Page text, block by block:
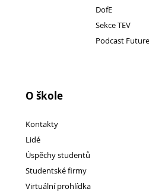
programu EVA)
DofE
Sekce TEV
Podcast
O škole
Kontakty
Lidé
Úspěchy studentů
Studentské firmy
Virtuální prohlídka